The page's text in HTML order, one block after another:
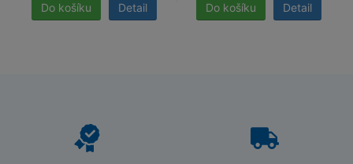
Detail Detail